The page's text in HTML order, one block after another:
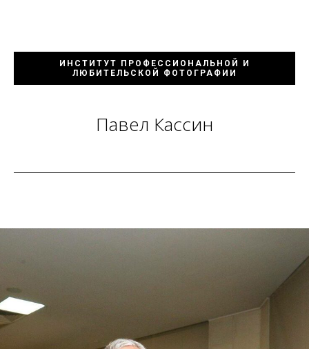
ИНСТИТУТ ПРОФЕССИОНАЛЬНОЙ И
ЛЮБИТЕЛЬСКОЙ ФОТОГРАФИИ
Павел Кассин